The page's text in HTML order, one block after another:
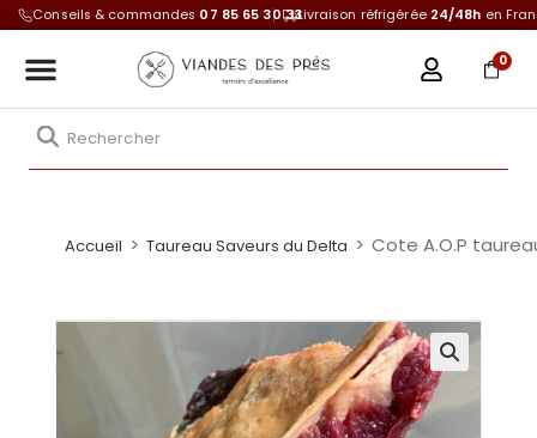
Conseils & commandes 07 85 65 30 33Livraison réfrigérée 24/48h en
0
Accueil > Taureau Saveurs du Delta > Cote A.O.P
🔍